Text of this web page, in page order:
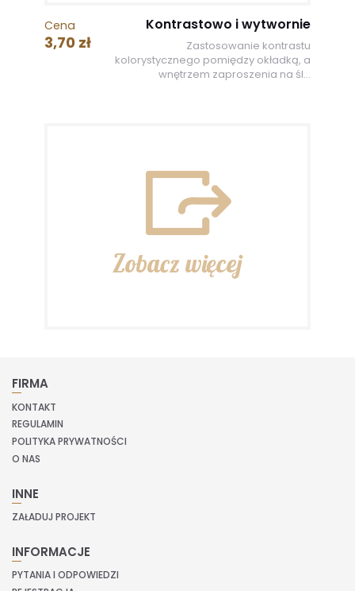
Cena
3,70 zł
Kontrastowo i wytwornie
Zastosowanie kontrastu
kolorystycznego pomiędzy okładką, a
wnętrzem zaproszenia na śl...
Zobacz więcej
FIRMA
KONTAKT
REGULAMIN
POLITYKA PRYWATNOŚCI
O NAS
INNE
ZAŁADUJ PROJEKT
INFORMACJE
PYTANIA I ODPOWIEDZI